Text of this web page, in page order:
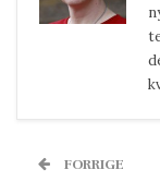
FORRIGE